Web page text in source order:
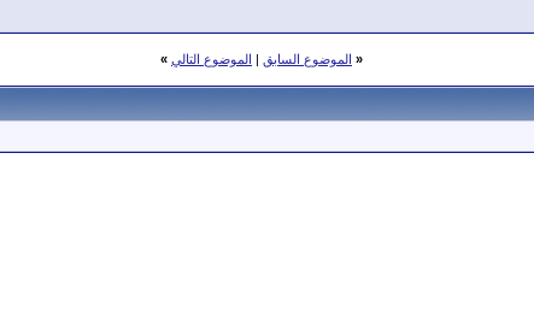
« الموضوع السابق | الموضوع التالي »